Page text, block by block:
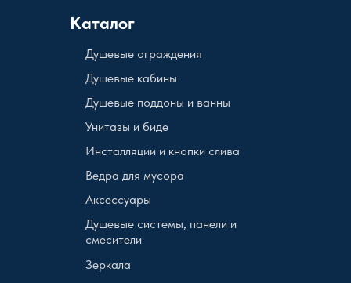
Каталог
Душевые кабины
Душевые поддоны и ванны
Унитазы и биде
Инсталляции и кнопки слива
Ведра для мусора
Аксессуары
Душевые системы, панели и
смесители
Зеркала
Душевые ограждения